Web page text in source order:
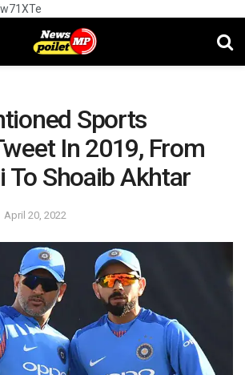
Sports
In 2019, From
To Shoaib Akhtar
April 20, 2022